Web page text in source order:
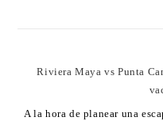
Riviera Maya vs Punta
A la hora de planear una